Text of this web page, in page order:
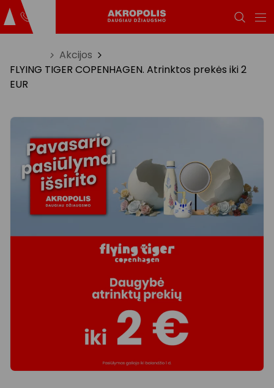
Akcijos
FLYING TIGER COPENHAGEN. Atrinktos prekės iki 2
EUR